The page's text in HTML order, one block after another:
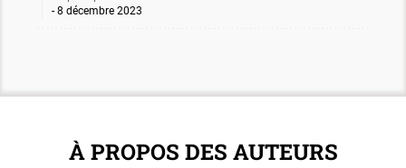
8 décembre 2023
À PROPOS DES AUTEURS